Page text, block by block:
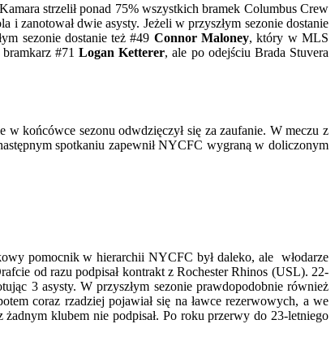
strzelił ponad 75% wszystkich bramek Columbus Crew
zanotował dwie asysty. Jeżeli w przyszłym sezonie dostanie
sezonie dostanie też #49 Connor Maloney, który w MLS
#71 Logan Ketterer, ale po odejściu Brada Stuvera
w końcówce sezonu odwdzięczył się za zaufanie. W meczu z
spotkaniu zapewnił NYCFC wygraną w doliczonym
pomocnik w hierarchii NYCFC był daleko, ale włodarze
od razu podpisał kontrakt z Rochester Rhinos (USL). 22-
3 asysty. W przyszłym sezonie prawdopodobnie również
coraz rzadziej pojawiał się na ławce rezerwowych, a we
klubem nie podpisał. Po roku przerwy do 23-letniego